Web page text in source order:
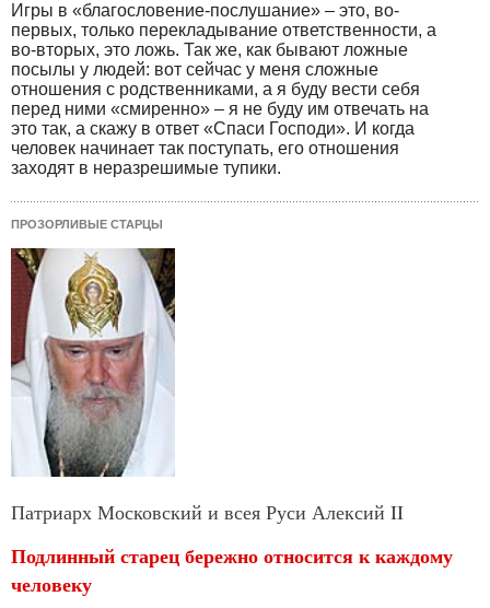
Игры в «благословение-послушание» – это, во-
первых, только перекладывание ответственности, а
во-вторых, это ложь. Так же, как бывают ложные
посылы у людей: вот сейчас у меня сложные
отношения с родственниками, а я буду вести себя
перед ними «смиренно» – я не буду им отвечать на
это так, а скажу в ответ «Спаси Господи». И когда
человек начинает так поступать, его отношения
заходят в неразрешимые тупики.
ПРОЗОРЛИВЫЕ СТАРЦЫ
Патриарх Московский и всея Руси Алексий II
Подлинный старец бережно относится к каждому
человеку